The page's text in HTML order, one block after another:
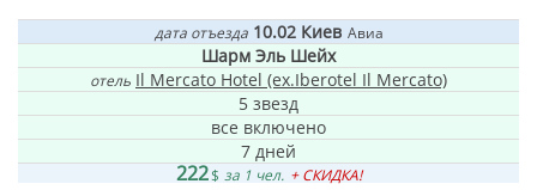
дата отъезда 10.02Киев Авиа
Шарм Эль Шейх
отель Il Mercato Hotel (ex.Iberotel Il Mercato)
5 звезд
все включено
7 дней
222$ за 1 чел. + СКИДКА!